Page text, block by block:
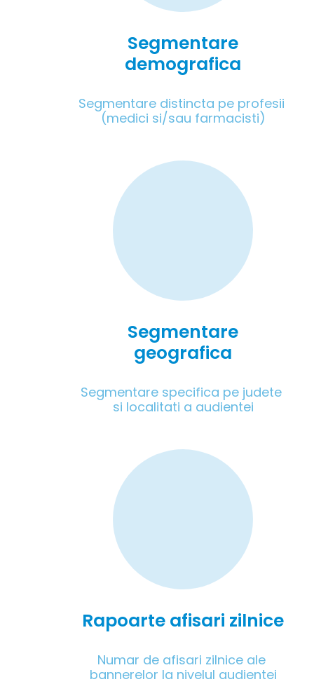
Segmentare
demografica
Segmentare distincta pe profesii
(medici si/sau farmacisti)
Segmentare
geografica
Segmentare specifica pe judete
si localitati a audientei
Rapoarte afisari zilnice
Numar de afisari zilnice ale
bannerelor la nivelul audientei